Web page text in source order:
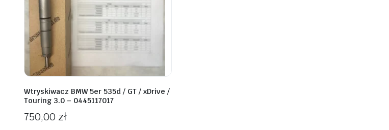
Wtryskiwacz BMW 5er 535d / GT / xDrive /
Touring 3.0 – 0445117017
750,00 zł